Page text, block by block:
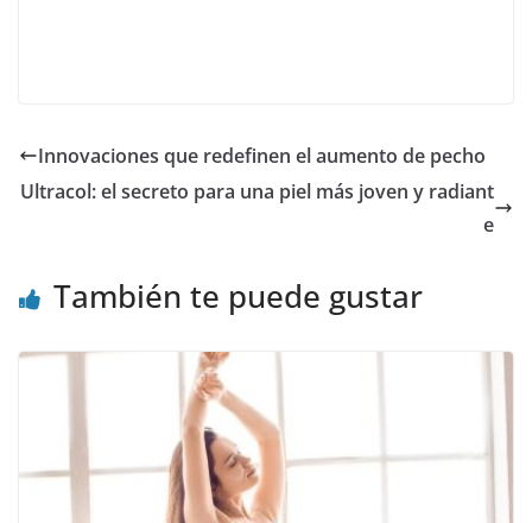
Innovaciones que redefinen el aumento de pecho
Ultracol: el secreto para una piel más joven y radiant
e
También te puede gustar